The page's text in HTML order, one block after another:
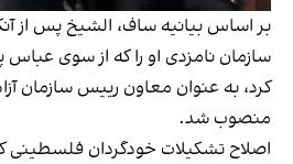
بر اساس بیانیه ساف، الشیخ پس از
سازمان نامزدی او را که از سوی عباس
کرد، به عنوان معاون رییس
منصوب شد.
اصلاح تشکیلات خودگردان فلسطینی